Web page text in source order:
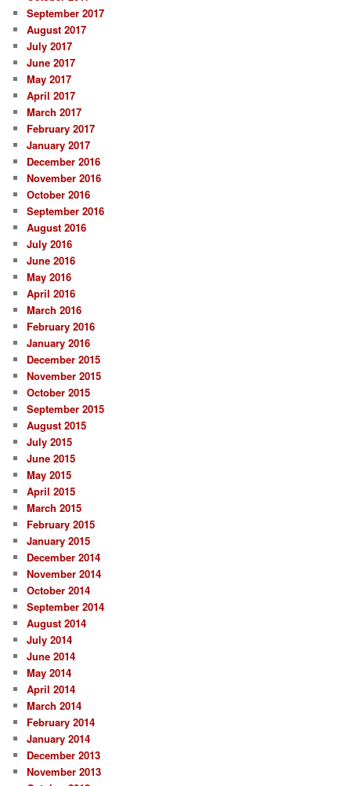
September 2017
August 2017
July 2017
June 2017
May 2017
April 2017
March 2017
February 2017
January 2017
December 2016
November 2016
October 2016
September 2016
August 2016
July 2016
June 2016
May 2016
April 2016
March 2016
February 2016
January 2016
December 2015
November 2015
October 2015
September 2015
August 2015
July 2015
June 2015
May 2015
April 2015
March 2015
February 2015
January 2015
December 2014
November 2014
October 2014
September 2014
August 2014
July 2014
June 2014
May 2014
April 2014
March 2014
February 2014
January 2014
December 2013
November 2013